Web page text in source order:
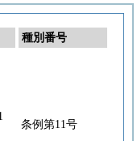
種別番号
条例第11号